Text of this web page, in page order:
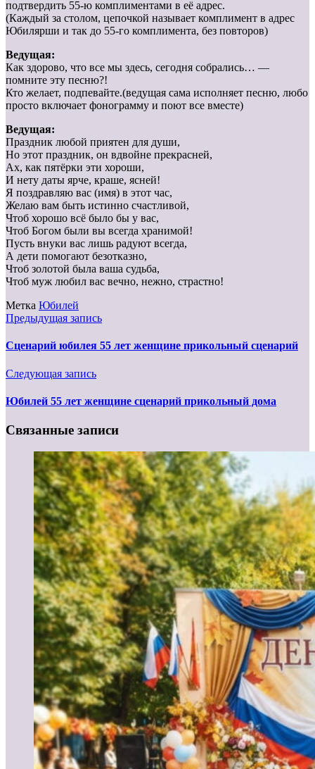
подтвердить 55-ю комплиментами в её адрес.
(Каждый за столом, цепочкой называет комплимент в адрес
Юбилярши и так до 55-го комплимента, без повторов)
Ведущая:
Как здорово, что все мы здесь, сегодня собрались… —
помните эту песню?!
Кто желает, подпевайте.(ведущая сама исполняет песню, любо
просто включает фонограмму и поют все вместе)
Ведущая:
Праздник любой приятен для души,
Но этот праздник, он вдвойне прекрасней,
Ах, как пятёрки эти хороши,
И нету даты ярче, краше, ясней!
Я поздравляю вас (имя) в этот час,
Желаю вам быть истинно счастливой,
Чтоб хорошо всё было бы у вас,
Чтоб Богом были вы всегда хранимой!
Пусть внуки вас лишь радуют всегда,
А дети помогают безотказно,
Чтоб золотой была ваша судьба,
Чтоб муж любил вас вечно, нежно, страстно!
Метка Юбилей
Предыдущая запись
Сценарий юбилея 55 лет женщине прикольный сценарий
Следующая запись
Юбилей 55 лет женщине сценарий прикольный дома
Связанные записи